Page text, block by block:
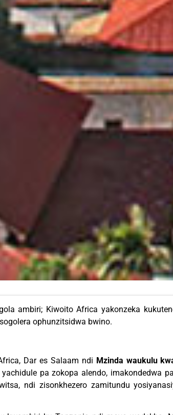
ambiri; Kiwoito Africa yakonzeka
ophunzitsidwa bwino.
Dar es Salaam ndi Mzinda waukulu
pa zokopa alendo, imakondedwa
ndi zisonkhezero zamitundu